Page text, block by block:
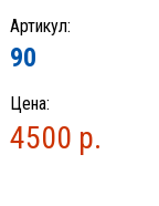
Артикул:
90
Цена:
4500 р.